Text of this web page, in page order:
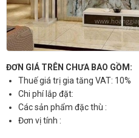
ĐƠN GIÁ TRÊN CHƯA BAO GỒM:
Thuế giá trị gia tăng VAT: 10%
Chi phí lắp đặt:
Các sản phẩm đặc thù :
Đơn vị tính :